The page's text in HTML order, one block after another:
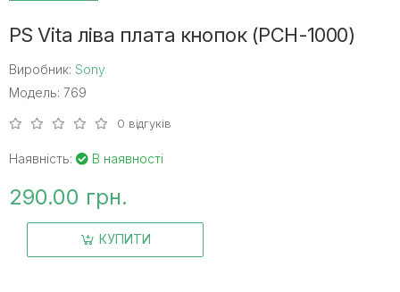
PS Vita ліва плата кнопок (PCH-1000)
Виробник: Sony
Модель: 769
0 відгуків
Наявність: В наявності
290.00 грн.
КУПИТИ